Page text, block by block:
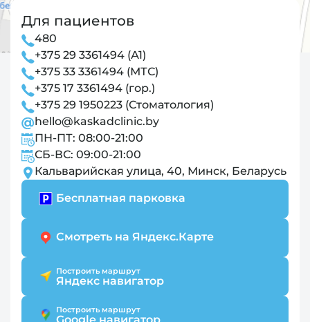
Для пациентов
480
+375 29 3361494 (А1)
+375 33 3361494 (МТС)
+375 17 3361494 (гор.)
+375 29 1950223 (Стоматология)
hello@kaskadclinic.by
ПН-ПТ: 08:00-21:00
СБ-ВС: 09:00-21:00
Кальварийская улица, 40, Минск, Беларусь
Бесплатная парковка
Смотреть на Яндекс.Карте
Построить маршрут
Яндекс навигатор
Построить маршрут